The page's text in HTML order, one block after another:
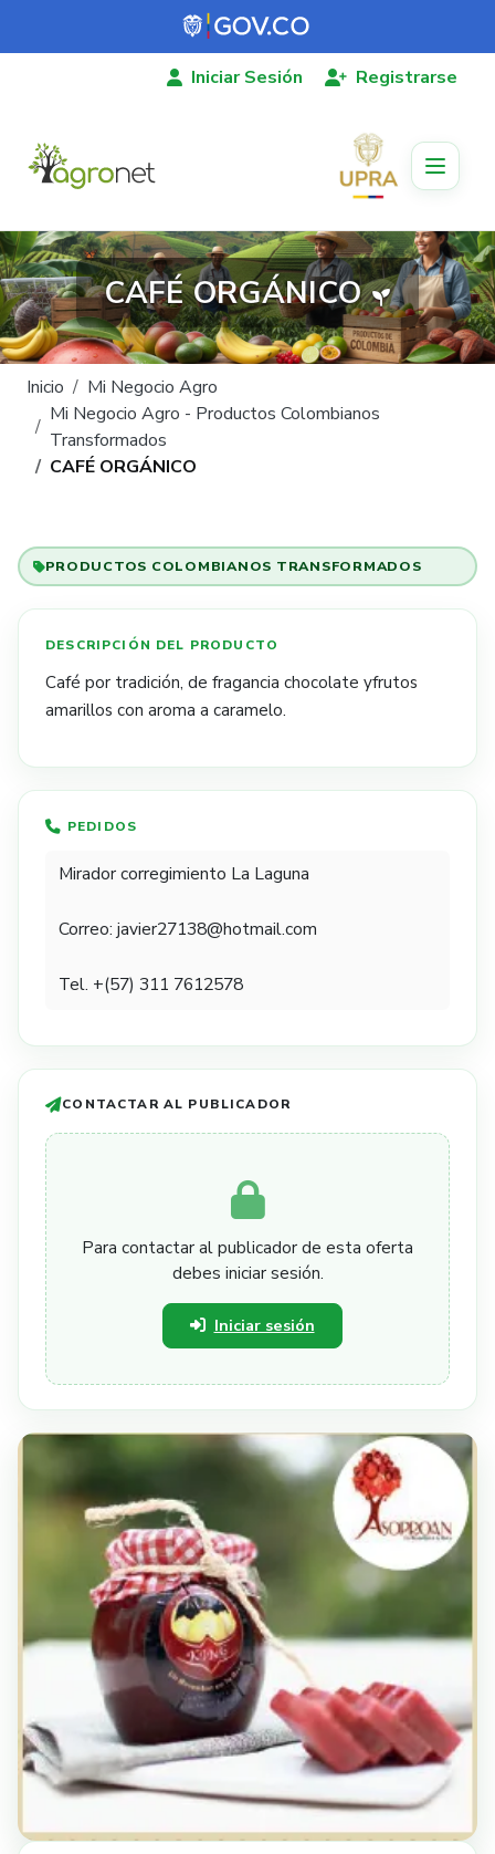
Pasar al contenido principal
Iniciar Sesión Registrarse
CAFÉ ORGÁNICO
Ruta de navegación
Inicio
Mi Negocio Agro
Mi Negocio Agro - Productos Colombianos
Transformados
CAFÉ ORGÁNICO
PRODUCTOS COLOMBIANOS TRANSFORMADOS
Café por tradición, de fragancia chocolate yfrutos
amarillos con aroma a caramelo.​​
PEDIDOS
Mirador corregimiento La Laguna
Correo: javier27138@hotmail.com
Tel. +(57) 311 7612578​​
CONTACTAR AL PUBLICADOR
Para contactar al publicador de esta oferta
debes iniciar sesión.
Iniciar sesión